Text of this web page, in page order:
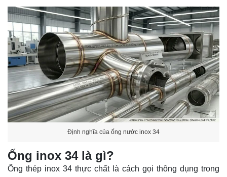
Định nghĩa của ống nước inox 34
Ống inox 34 là gì?
Ống thép inox 34 thực chất là cách gọi thông dụng trong